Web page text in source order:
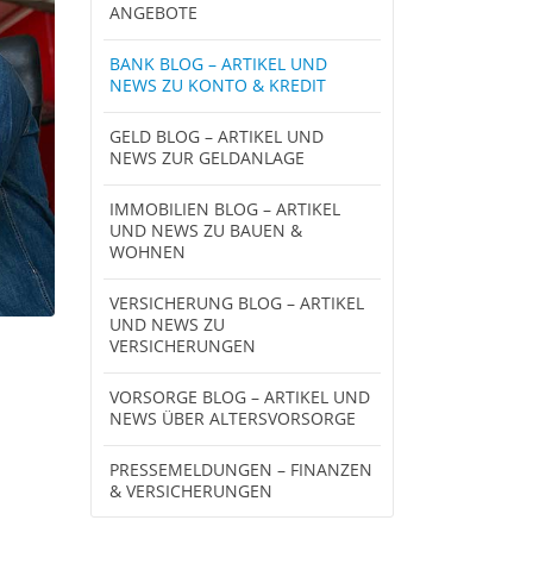
ANGEBOTE
BANK BLOG – ARTIKEL UND
NEWS ZU KONTO & KREDIT
GELD BLOG – ARTIKEL UND
NEWS ZUR GELDANLAGE
IMMOBILIEN BLOG – ARTIKEL
UND NEWS ZU BAUEN &
WOHNEN
VERSICHERUNG BLOG – ARTIKEL
UND NEWS ZU
VERSICHERUNGEN
VORSORGE BLOG – ARTIKEL UND
NEWS ÜBER ALTERSVORSORGE
PRESSEMELDUNGEN – FINANZEN
& VERSICHERUNGEN